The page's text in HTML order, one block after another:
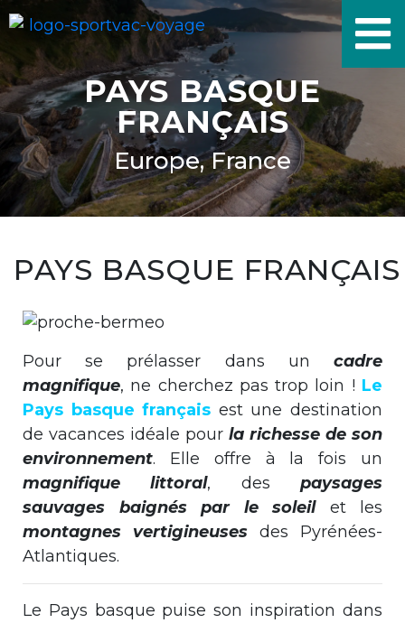
PAYS BASQUE
FRANÇAIS
Europe, France
PAYS BASQUE FRANÇAIS
Pour se prélasser dans un cadre
magnifique, ne cherchez pas trop loin ! Le
Pays basque français est une destination
de vacances idéale pour la richesse de son
environnement. Elle offre à la fois un
magnifique littoral, despaysages
sauvages baignés par le soleilet les
montagnes vertigineuses des Pyrénées-
Atlantiques.
Le Pays basque puise son inspiration dans